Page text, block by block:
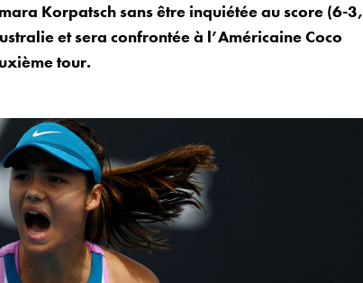
Korpatsch sans être inquiétée au score (6-3,
et sera confrontée à l’Américaine Coco
tour.